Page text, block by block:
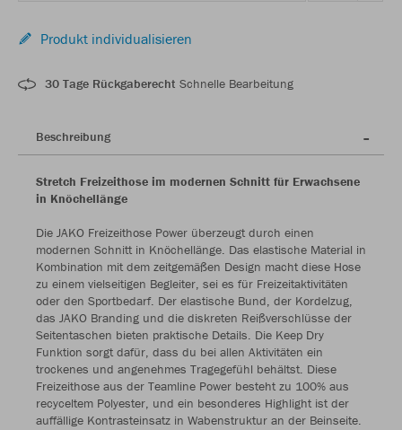
Produkt individualisieren
30 Tage Rückgaberecht Schnelle Bearbeitung
Beschreibung
Stretch Freizeithose im modernen Schnitt für Erwachsene
in Knöchellänge
Die JAKO Freizeithose Power überzeugt durch einen
modernen Schnitt in Knöchellänge. Das elastische Material in
Kombination mit dem zeitgemäßen Design macht diese Hose
zu einem vielseitigen Begleiter, sei es für Freizeitaktivitäten
oder den Sportbedarf. Der elastische Bund, der Kordelzug,
das JAKO Branding und die diskreten Reißverschlüsse der
Seitentaschen bieten praktische Details. Die Keep Dry
Funktion sorgt dafür, dass du bei allen Aktivitäten ein
trockenes und angenehmes Tragegefühl behältst. Diese
Freizeithose aus der Teamline Power besteht zu 100% aus
recyceltem Polyester, und ein besonderes Highlight ist der
auffällige Kontrasteinsatz in Wabenstruktur an der Beinseite.